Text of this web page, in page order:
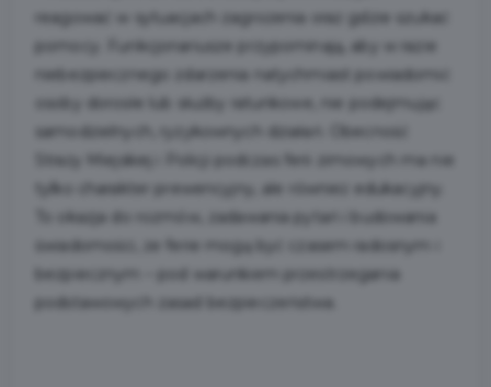
reagować w sytuacjach zagrożenia oraz gdzie szukać
pomocy. Funkcjonariusze przypominają, aby w razie
niebezpiecznego zdarzenia natychmiast powiadomić
osoby dorosłe lub służby ratunkowe, nie podejmując
samodzielnych, ryzykownych działań. Obecność
Straży Miejskiej i Policji podczas ferii zimowych ma nie
tylko charakter prewencyjny, ale również edukacyjny.
To okazja do rozmów, zadawania pytań i budowania
świadomości, że ferie mogą być czasem radosnym i
bezpiecznym – pod warunkiem przestrzegania
podstawowych zasad bezpieczeństwa.